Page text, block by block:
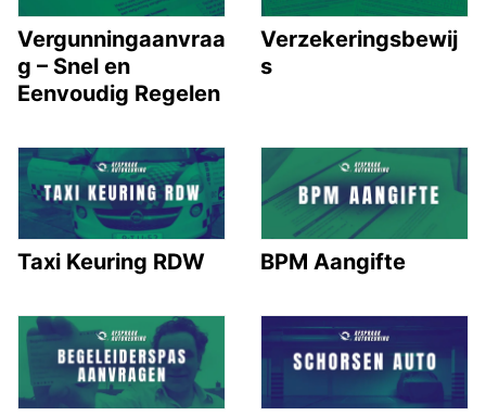
Vergunningaanvraa
g – Snel en
Eenvoudig Regelen
Verzekeringsbewij
s
Taxi Keuring RDW BPM Aangifte